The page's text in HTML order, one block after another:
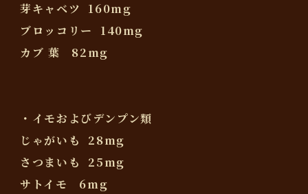
芽キャベツ 160mg
ブロッコリー 140mg
カブ 葉 82mg
・イモおよびデンプン類
じゃがいも 28mg
さつまいも 25mg
サトイモ 6mg